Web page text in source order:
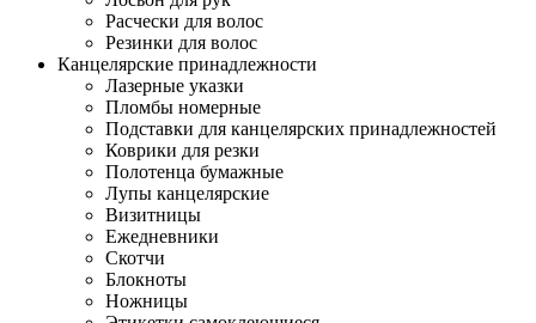
Расчески для волос
Резинки для волос
Канцелярские принадлежности
Лазерные указки
Пломбы номерные
Подставки для канцелярских принадлежностей
Коврики для резки
Полотенца бумажные
Лупы канцелярские
Визитницы
Ежедневники
Скотчи
Блокноты
Ножницы